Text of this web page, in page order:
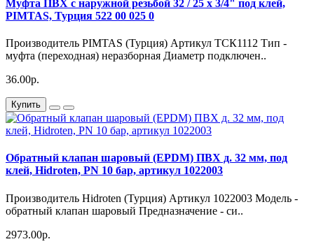
Муфта ПВХ с наружной резьбой 32 / 25 х 3/4" под клей,
PIMTAS, Турция 522 00 025 0
Производитель PIMTAS (Турция) Артикул ТСК1112 Тип -
муфта (переходная) неразборная Диаметр подключен..
36.00р.
Купить
Обратный клапан шаровый (EPDM) ПВХ д. 32 мм, под
клей, Hidroten, PN 10 бар, артикул 1022003
Производитель Hidroten (Турция) Артикул 1022003 Модель -
обратный клапан шаровый Предназначение - си..
2973.00р.